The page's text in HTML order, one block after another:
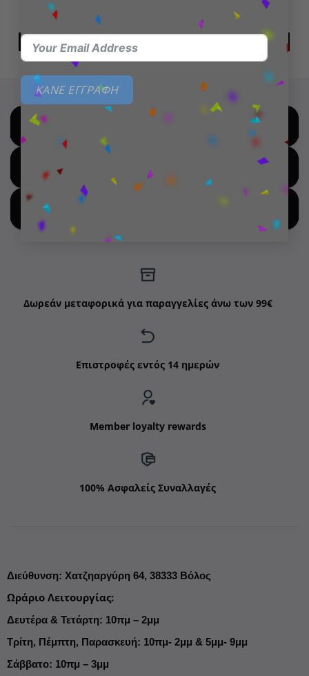
ΚΑΝΕ ΕΓΓΡΑΦΗ
ΠΡΟΣΘΉΚΗ ΣΤΟ ΚΑΛΆΘΙ
18,99
ΔΙΑΒΆΣΤΕ ΠΕΡΙΣΣΌΤΕΡΑ
SHOP FOR HOT DEALS
Δωρεάν μεταφορικά για παραγγελίες άνω των 99€
Επιστροφές εντός 14 ημερών
Member loyalty rewards
100% Ασφαλείς Συναλλαγές
Διεύθυνση: Χατζηαργύρη 64, 38333 Βόλος
Ωράριο Λειτουργίας:
Δευτέρα & Τετάρτη: 10πμ – 2μμ
Τρίτη, Πέμπτη, Παρασκευή: 10πμ- 2μμ & 5μμ- 9μμ
Σάββατο: 10πμ – 3μμ